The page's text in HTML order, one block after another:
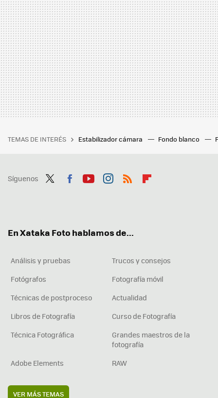
TEMAS DE INTERÉS Estabilizador cámara Fondo blanco
Síguenos
En Xataka Foto hablamos de...
Análisis y pruebas
Trucos y consejos
Fotógrafos
Fotografía móvil
Técnicas de postproceso
Actualidad
Libros de Fotografía
Curso de Fotografía
Técnica Fotográfica
Grandes maestros de la
fotografía
Adobe Elements
RAW
VER MÁS TEMAS